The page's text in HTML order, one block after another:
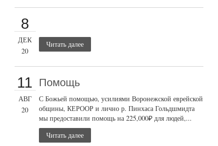
8
ДЕК
20
Читать далее
11
АВГ
20
Помощь
С Божьей помощью, усилиями Воронежской еврейской
общины, КЕРООР и лично р. Пинхаса Гольдшмидта
мы предоставили помощь на 225,000₽ для людей,...
Читать далее